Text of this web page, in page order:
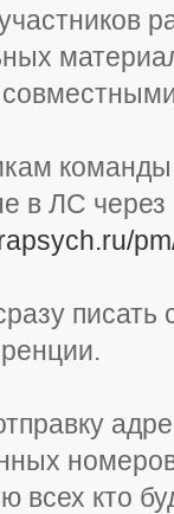
в ЛС через
писать
всех кто